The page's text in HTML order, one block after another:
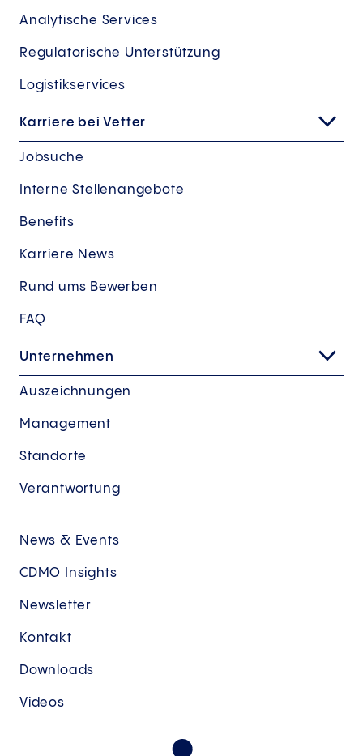
Analytische Services
Regulatorische Unterstützung
Logistikservices
Karriere bei Vetter
Jobsuche
Interne Stellenangebote
Benefits
Karriere News
Rund ums Bewerben
FAQ
Unternehmen
Auszeichnungen
Management
Standorte
Verantwortung
News & Events
CDMO Insights
Newsletter
Kontakt
Downloads
Videos